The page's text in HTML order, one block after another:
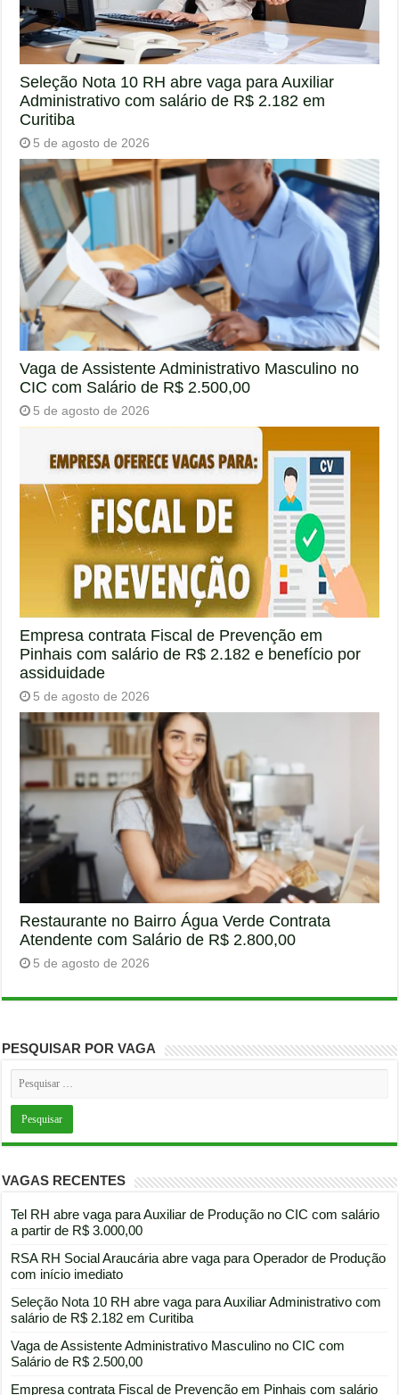
Seleção Nota 10 RH abre vaga para Auxiliar
Administrativo com salário de R$ 2.182 em
Curitiba
5 de agosto de 2026
Vaga de Assistente Administrativo Masculino no
CIC com Salário de R$ 2.500,00
5 de agosto de 2026
Empresa contrata Fiscal de Prevenção em
Pinhais com salário de R$ 2.182 e benefício por
assiduidade
5 de agosto de 2026
Restaurante no Bairro Água Verde Contrata
Atendente com Salário de R$ 2.800,00
5 de agosto de 2026
PESQUISAR POR VAGA
VAGAS RECENTES
Tel RH abre vaga para Auxiliar de Produção no CIC com salário
a partir de R$ 3.000,00
RSA RH Social Araucária abre vaga para Operador de Produção
com início imediato
Seleção Nota 10 RH abre vaga para Auxiliar Administrativo com
salário de R$ 2.182 em Curitiba
Vaga de Assistente Administrativo Masculino no CIC com
Salário de R$ 2.500,00
Empresa contrata Fiscal de Prevenção em Pinhais com salário